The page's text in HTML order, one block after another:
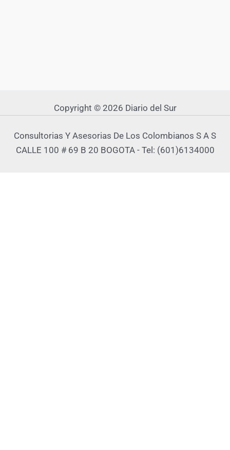
Copyright © 2026 Diario del Sur
Consultorias Y Asesorias De Los Colombianos S A S
CALLE 100 # 69 B 20 BOGOTA - Tel: (601)6134000